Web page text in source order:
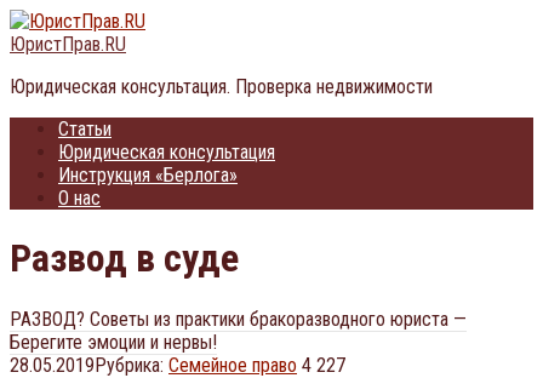
Перейти
к
ЮристПрав.RU
Юридическая консультация. Проверка недвижимости
Статьи
Юридическая консультация
Инструкция «Берлога»
О нас
Развод в суде
РАЗВОД? Советы из практики бракоразводного юриста —
Берегите эмоции и нервы!
28.05.2019Рубрика: Семейное право 4 227